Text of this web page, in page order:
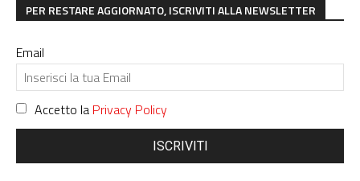
PER RESTARE AGGIORNATO, ISCRIVITI ALLA NEWSLETTER
Email
Accetto la Privacy Policy
ISCRIVITI